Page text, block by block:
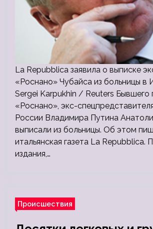
La Repubblica заявила о выписке
«Роснано» Чубайса из больницы в
Sergei Karpukhin / Reuters Бывшего
«Роснано», экс-
России Владимира Путина
выписали из больницы. Об этом
итальянская газета La Repubblica.
издания,…
Происшествия